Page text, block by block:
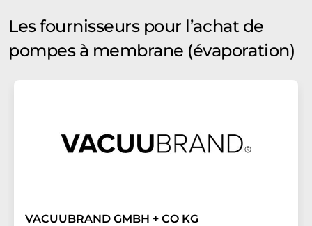
Les fournisseurs pour l’achat de
pompes à membrane (évaporation)
VACUUBRAND GMBH + CO KG